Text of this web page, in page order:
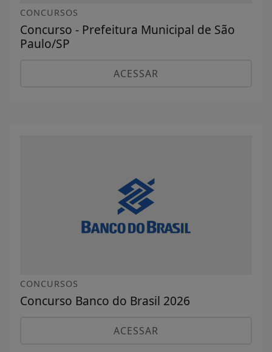
CONCURSOS
Concurso - Prefeitura Municipal de São
Paulo/SP
ACESSAR
CONCURSOS
Concurso Banco do Brasil 2026
ACESSAR